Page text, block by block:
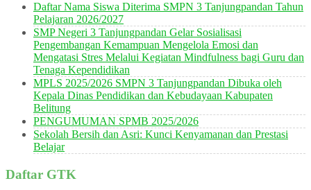
Daftar Nama Siswa Diterima SMPN 3 Tanjungpandan Tahun
Pelajaran 2026/2027
SMP Negeri 3 Tanjungpandan Gelar Sosialisasi
Pengembangan Kemampuan Mengelola Emosi dan
Mengatasi Stres Melalui Kegiatan Mindfulness bagi Guru dan
Tenaga Kependidikan
MPLS 2025/2026 SMPN 3 Tanjungpandan Dibuka oleh
Kepala Dinas Pendidikan dan Kebudayaan Kabupaten
Belitung
PENGUMUMAN SPMB 2025/2026
Sekolah Bersih dan Asri: Kunci Kenyamanan dan Prestasi
Belajar
Daftar GTK